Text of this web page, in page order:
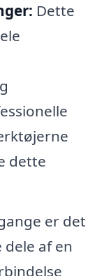
Dette
dette
er det
af en